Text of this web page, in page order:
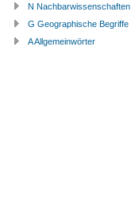
N Nachbarwissenschaften
G Geographische Begriffe
A Allgemeinwörter